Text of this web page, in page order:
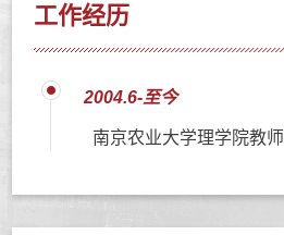
工作经历
2004.6-至今
南京农业大学理学院教师